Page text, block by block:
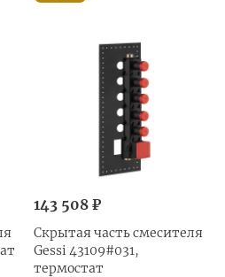
143 508 ₽
Скрытая часть смесителя
Gessi 43109#031,
термостат